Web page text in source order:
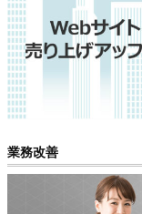
業務改善